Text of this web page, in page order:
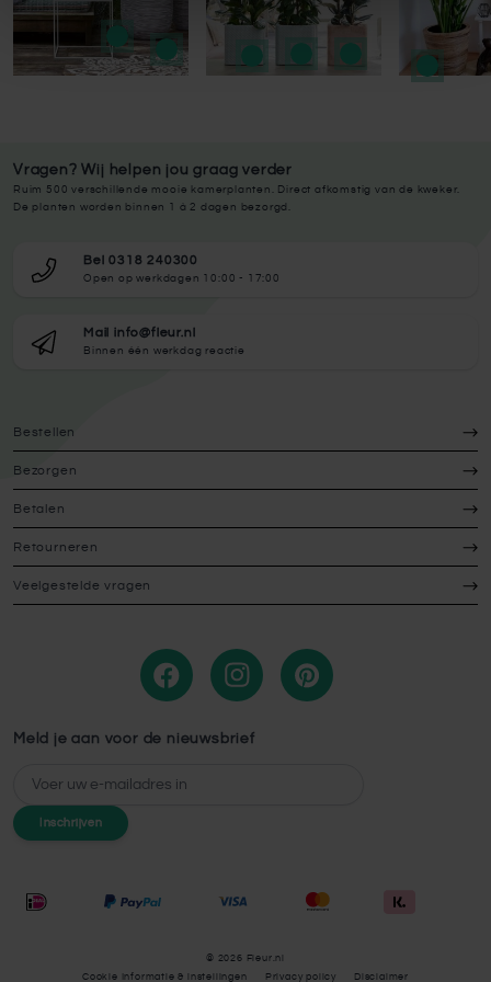
Vragen? Wij helpen jou graag verder
Ruim 500 verschillende mooie kamerplanten. Direct afkomstig van de kweker.
De planten worden binnen 1 à 2 dagen bezorgd.
Bel 0318 240300
Open op werkdagen 10:00 - 17:00
Mail info@fleur.nl
Binnen één werkdag reactie
Bestellen
Bezorgen
Betalen
Retourneren
Veelgestelde vragen
Meld je aan voor de nieuwsbrief
E-mailadres
Inschrijven
© 2026 Fleur.nl
Cookie Informatie & instellingen
Privacy policy Disclaimer